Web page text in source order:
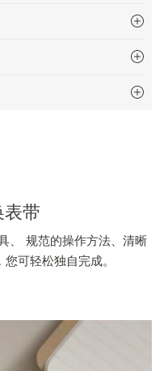
带
、 规范的操作方法、清晰
可轻松独自完成。